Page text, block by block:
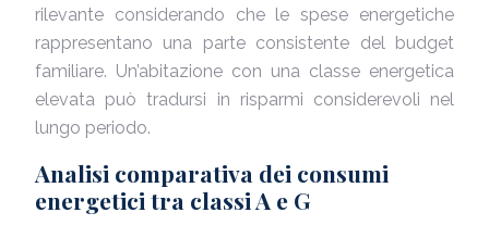
rilevante considerando che le spese energetiche
rappresentano una parte consistente del budget
familiare. Un’abitazione con una classe energetica
elevata può tradursi in risparmi considerevoli nel
lungo periodo.
Analisi comparativa dei consumi
energetici tra classi A e G